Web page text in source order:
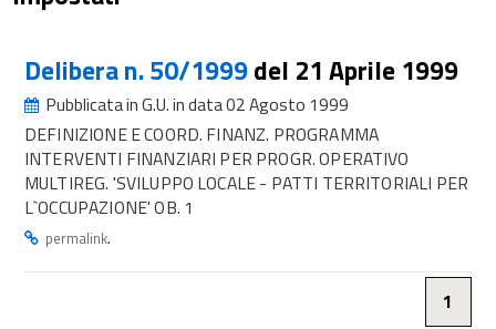
Delibera n. 50/1999del 21 Aprile 1999
Pubblicata in G.U. in data 02 Agosto 1999
DEFINIZIONE E COORD. FINANZ. PROGRAMMA
INTERVENTI FINANZIARI PER PROGR. OPERATIVO
MULTIREG. 'SVILUPPO LOCALE - PATTI TERRITORIALI PER
L`OCCUPAZIONE' OB. 1
permalink.
1